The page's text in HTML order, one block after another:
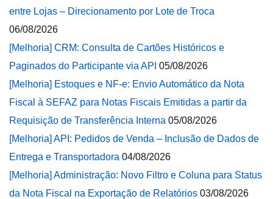
entre Lojas – Direcionamento por Lote de Troca
06/08/2026
[Melhoria] CRM: Consulta de Cartões Históricos e
Paginados do Participante via API 05/08/2026
[Melhoria] Estoques e NF-e: Envio Automático da Nota
Fiscal à SEFAZ para Notas Fiscais Emitidas a partir da
Requisição de Transferência Interna 05/08/2026
[Melhoria] API: Pedidos de Venda – Inclusão de Dados de
Entrega e Transportadora 04/08/2026
[Melhoria] Administração: Novo Filtro e Coluna para Status
da Nota Fiscal na Exportação de Relatórios 03/08/2026